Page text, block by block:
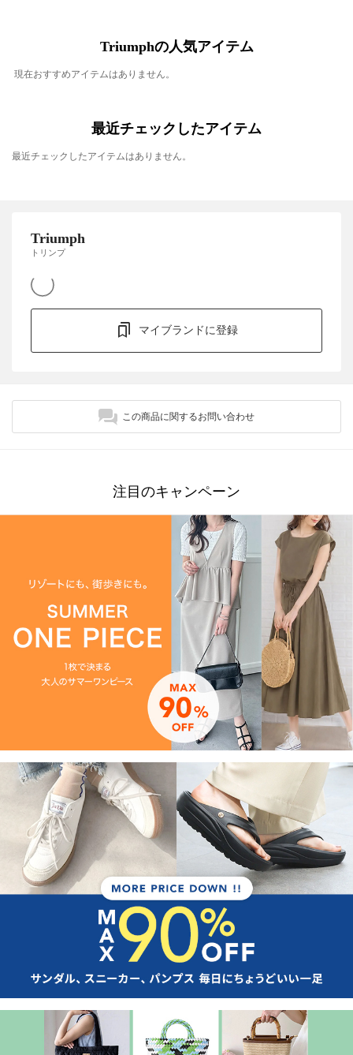
Triumphの人気アイテム
現在おすすめアイテムはありません。
最近チェックしたアイテム
最近チェックしたアイテムはありません。
Triumph
トリンプ
マイブランドに登録
この商品に関するお問い合わせ
注目のキャンペーン